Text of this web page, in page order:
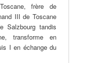
frère de
III de Toscane
Salzbourg tandis
transforme en
I en échange du